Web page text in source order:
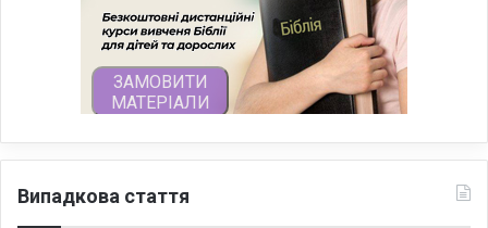
Випадкова стаття